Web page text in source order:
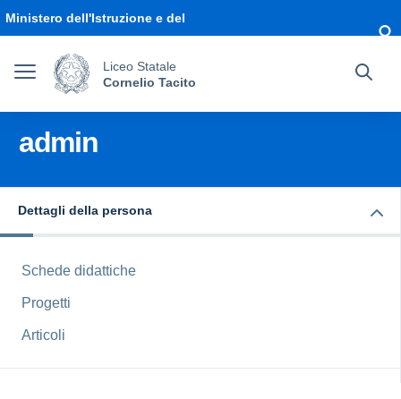
Ministero dell'Istruzione e del
Liceo Statale
Cornelio Tacito
admin
Dettagli della persona
Schede didattiche
Progetti
Articoli